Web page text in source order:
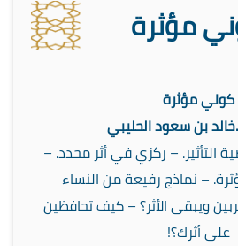
مؤثرة
كوني مؤثرة
بن سعود الحليبي
التأثير. – ركزي في أثر محدد. –
– نماذج رفيعة من النساء
ويبقى الأثر؟ – كيف تحافظين
على أثرك؟!